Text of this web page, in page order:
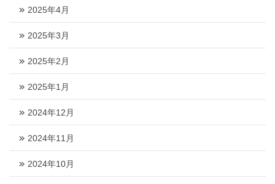
2025年4月
2025年3月
2025年2月
2025年1月
2024年12月
2024年11月
2024年10月